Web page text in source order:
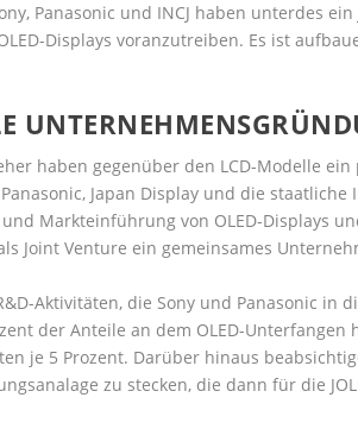
Panasonic und INCJ haben unterdes
Displays voranzutreiben. Es ist
haben gegenüber den LCD-Modelle
Japan Display und die
Markteinführung von OLED-Displays
Joint Venture ein gemeinsames
Aktivitäten, die Sony und Panasonic in
der Anteile an dem OLED-
je 5 Prozent. Darüber hinaus
zu stecken, die dann für die